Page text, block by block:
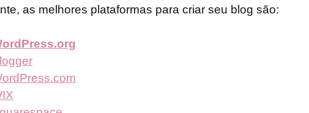
as melhores plataformas para criar seu blog são: